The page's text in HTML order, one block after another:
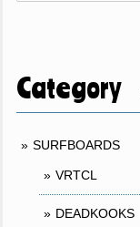
Category
SURFBOARDS
VRTCL
DEADKOOKS